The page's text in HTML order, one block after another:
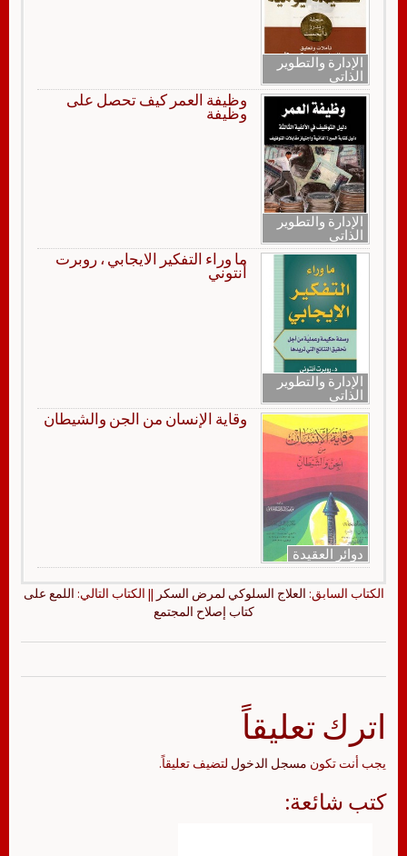
الإدارة والتطوير
الذاتي
الإدارة والتطوير
الذاتي
وظيفة العمر كيف تحصل على
وظيفة
الإدارة والتطوير
الذاتي
ما وراء التفكير الايجابي ، روبرت
أنتوني
دوائر العقيدة
وقاية الإنسان من الجن والشيطان
الكتاب السابق: العلاج السلوكي لمرض السكر || الكتاب التالي: اللمع على
كتاب إصلاح المجتمع
اترك تعليقاً
يجب أنت تكون مسجل الدخول لتضيف تعليقاً.
كتب شائعة: